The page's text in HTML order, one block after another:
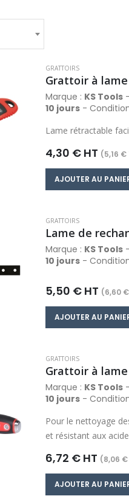
GRATTOIRS
Grattoir à
Marque : KS Tools
10 jours -
Lame rétractable
4,30 € HT (5,16 €
AJOUTER AU
GRATTOIRS
Lame de
Marque : KS Tools
10 jours -
5,50 € HT (6,60
AJOUTER AU
GRATTOIRS
Grattoir à
Marque : KS Tools
10 jours -
Pour le nettoyage
et résistant aux
6,72 € HT (8,06 €
AJOUTER AU